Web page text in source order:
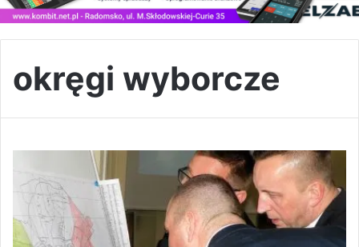
okręgi wyborcze